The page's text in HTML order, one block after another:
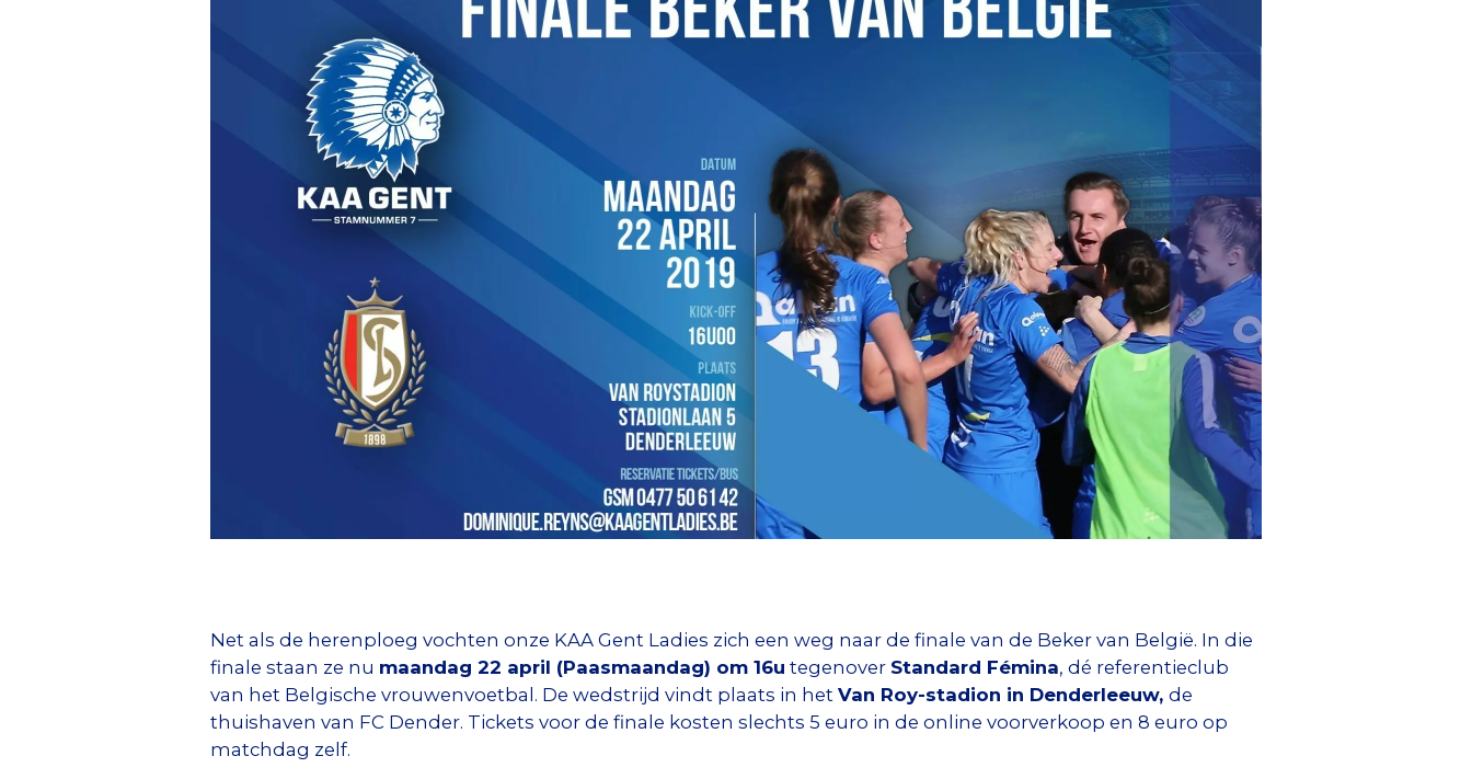
Net als de herenploeg vochten onze KAA Gent Ladies zich een weg naar de finale van de Beker van België. In die
finale staan ze nu maandag 22 april (Paasmaandag) om 16u tegenover Standard Fémina, dé referentieclub
van het Belgische vrouwenvoetbal. De wedstrijd vindt plaats in het Van Roy-stadion in Denderleeuw, de
thuishaven van FC Dender. Tickets voor de finale kosten slechts 5 euro in de online voorverkoop en 8 euro op
matchdag zelf.